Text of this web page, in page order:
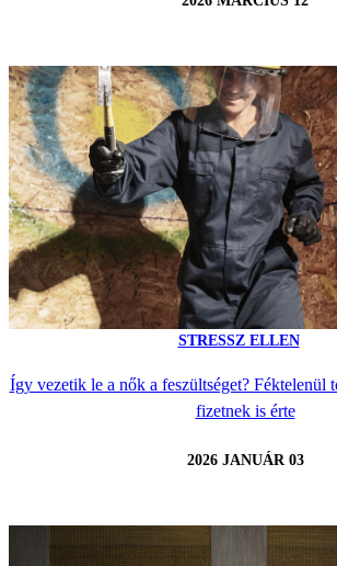
STRESSZ ELLEN
Így vezetik le a nők a feszültséget? Féktelenül
fizetnek is érte
2026 JANUÁR 03